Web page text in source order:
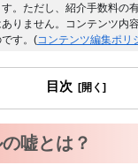
。ただし、紹介手数料の
りません。コンテンツ内
す。(コンテンツ編集ポリ
目次
嘘とは？